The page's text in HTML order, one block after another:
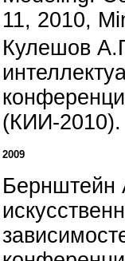
11, 2010,
Кулешов
(КИИ-
2009
Бернштейн